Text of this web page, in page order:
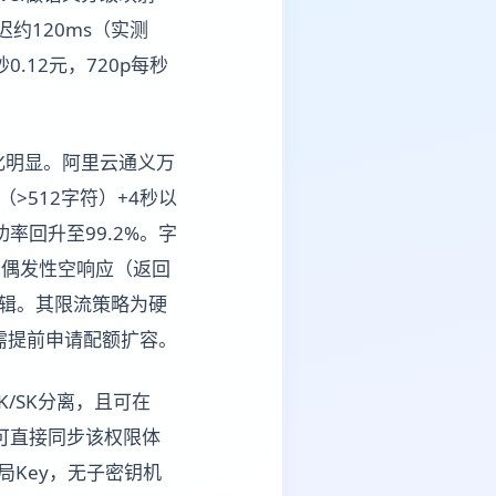
约120ms（实测
0.12元，720p每秒
显。阿里云通义万
>512字符）+4秒以
率回升至99.2%。字
发性空响应（返回
。其限流策略为硬
前申请配额扩容。
SK分离，且可在
接同步该权限体
Key，无子密钥机